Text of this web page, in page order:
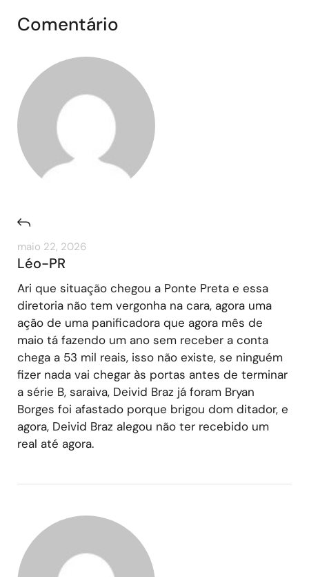
Comentário
maio 22, 2026
Léo-PR
Ari que situação chegou a Ponte Preta e essa
diretoria não tem vergonha na cara, agora uma
ação de uma panificadora que agora mês de
maio tá fazendo um ano sem receber a conta
chega a 53 mil reais, isso não existe, se ninguém
fizer nada vai chegar às portas antes de terminar
a série B, saraiva, Deivid Braz já foram Bryan
Borges foi afastado porque brigou dom ditador, e
agora, Deivid Braz alegou não ter recebido um
real até agora.